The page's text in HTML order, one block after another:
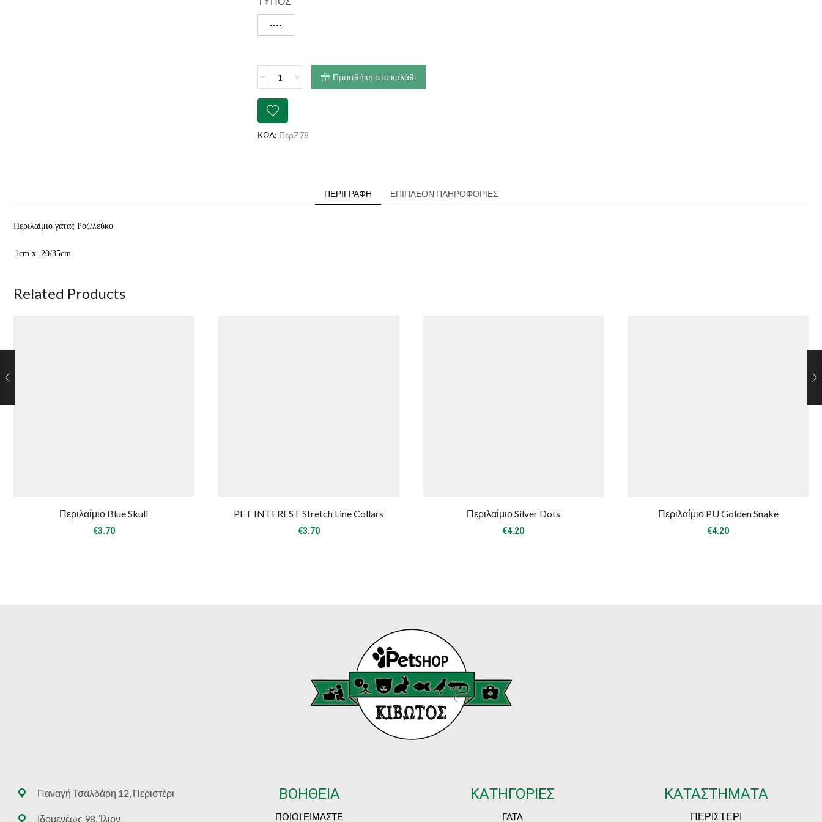
----
γάτας
λεύκο
ποσότητα
Προσθήκη στο καλάθι
ΚΩΔ: ΠερZ78
ΠΕΡΙΓΡΑΦΉ ΕΠΙΠΛΈΟΝ ΠΛΗΡΟΦΟΡΊΕΣ
Περιλαίμιο γάτας Pόζ/λεύκο
1cm x 20/35cm
Related Products
Περιλαίμιο Blue Skull
€3.70
PET INTEREST Stretch Line Collars
€3.70
Περιλαίμιο Silver Dots
€4.20
Περιλαίμιο PU Golden Snake
€4.20
Παναγή Τσαλδάρη 12, Περιστέρι
Ιδομενέως 98, Ίλιον
ΒΟΗΘΕΙΑ
ΠΟΙΟΙ ΕΙΜΑΣΤΕ
ΚΑΤΗΓΟΡΙΕΣ
ΓΑΤΑ
ΚΑΤΑΣΤΗΜΑΤΑ
ΠΕΡΙΣΤΕΡΙ